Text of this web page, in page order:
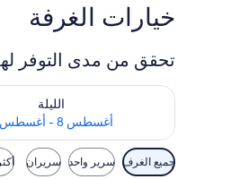
خيارات الغرفة
تحقق من مدى التوفر
الليلة
أغسطس 8 - أغسطس 9
تحقق من مدى التوفر لليلة للفترة
عوامل
التصفية
جميع الغرف سرير واحد سريران أكثر